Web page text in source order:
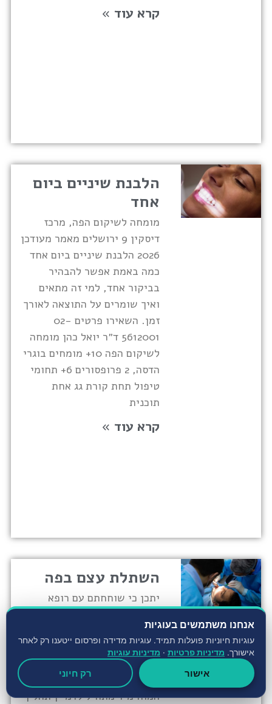
קרא עוד »
הלבנת שיניים ביום
אחד
מומחה לשיקום הפה, מרכז
דיסקין 9 ירושלים מאמר מעודכן
2026 הלבנת שיניים ביום אחד
כמה באמת אפשר להבהיר
בביקור אחד, למי זה מתאים
ואיך שומרים על התוצאה לאורך
זמן. השאירו פרטים 02-
5612001 ד״ר יואל כהן מומחה
לשיקום הפה 10+ מומחים בוגרי
הדסה, 2 פרופסורים 6+ תחומי
טיפול תחת קורת גג אחת
תוכנית
קרא עוד »
השתלת עצם בפה
יתכן כי שוחחתם עם רופא
שיניים והוא דיבר איתכם על
השתלת עצם בפה. כששומעים
מהרופא ש"צריך לעשות השתלת
עצם לפני השתלת שיניים",
המוח מיד מתחיל לדמיין תהליך
אנחנו משתמשים בעוגיות
עוגיות חיוניות פועלות תמיד. עוגיות מדידה ופרסום ייטענו רק לאחר
אישורך. מדיניות פרטיות · מדיניות עוגיות
אישור רק חיוני